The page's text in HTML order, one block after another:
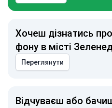
Хочеш дізнатись
фону в місті
Переглянути
Відчуваєш або